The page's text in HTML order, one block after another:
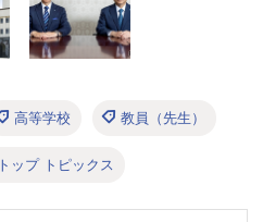
高等学校 教員（先生）
トップ トピックス